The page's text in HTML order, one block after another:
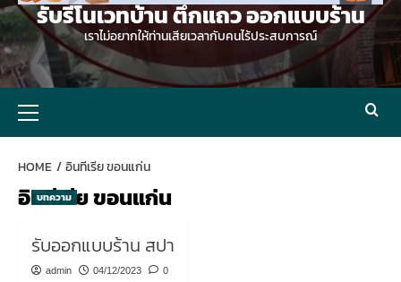
รับรีโนเวทบ้าน ตึกแถว ออกแบบร้าน
เราไม่อยากให้ท่านเสียเวลากับคนไร้ประสบการณ์
Menu
HOME อินทีเรีย ขอนแก่น
อินทีเรีย ขอนแก่น
บทความ
รับออกแบบร้าน สปา
admin 04/12/2023 0